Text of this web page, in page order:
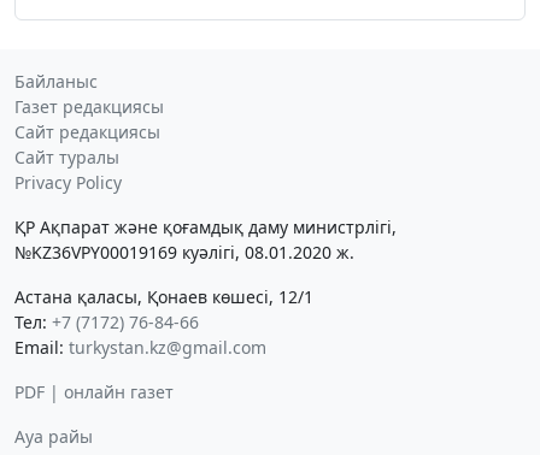
Байланыс
Газет редакциясы
Сайт редакциясы
Сайт туралы
Privacy Policy
ҚР Ақпарат және қоғамдық даму министрлігі,
№KZ36VPY00019169 куәлігі, 08.01.2020 ж.
Астана қаласы, Қонаев көшесі, 12/1
Тел: +7 (7172) 76-84-66
Email: turkystan.kz@gmail.com
PDF | онлайн газет
Ауа райы